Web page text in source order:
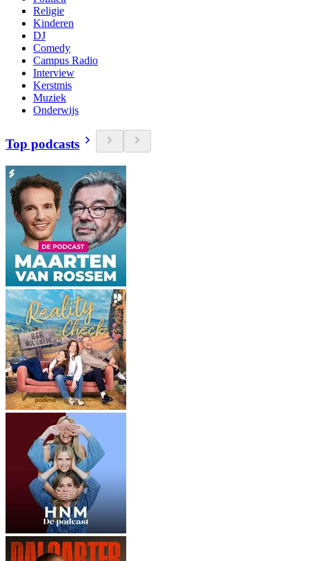
Religie
Kinderen
DJ
Comedy
Campus Radio
Interview
Kerstmis
Muziek
Onderwijs
Top podcasts